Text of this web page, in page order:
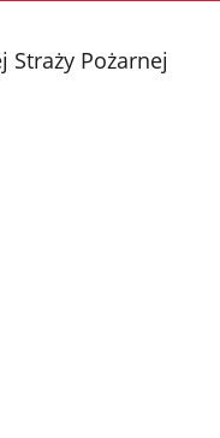
Straży Pożarnej